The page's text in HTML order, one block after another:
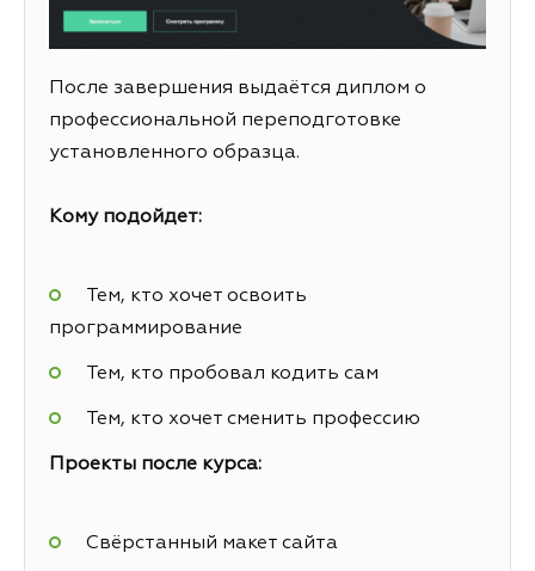
После завершения выдаётся диплом о
профессиональной переподготовке
установленного образца.
Кому подойдет:
Тем, кто хочет освоить
программирование
Тем, кто пробовал кодить сам
Тем, кто хочет сменить профессию
Проекты после курса:
Свёрстанный макет сайта